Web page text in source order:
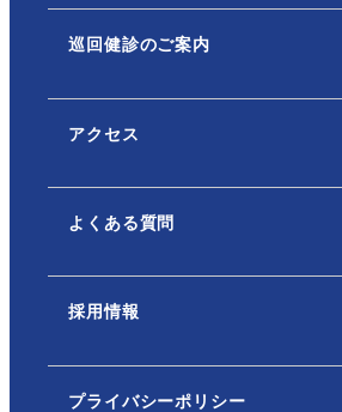
巡回健診のご案内
アクセス
よくある質問
採用情報
プライバシーポリシー